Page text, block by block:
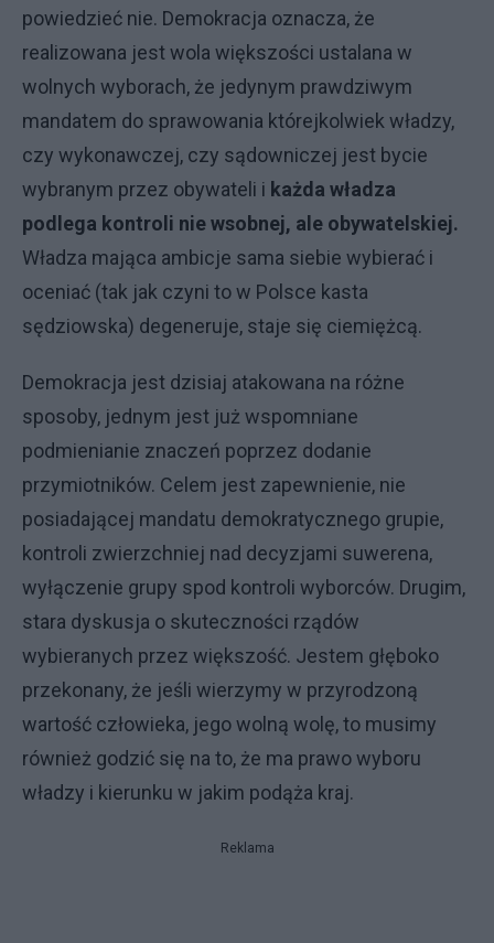
powiedzieć nie. Demokracja oznacza, że
realizowana jest wola większości ustalana w
wolnych wyborach, że jedynym prawdziwym
mandatem do sprawowania którejkolwiek władzy,
czy wykonawczej, czy sądowniczej jest bycie
wybranym przez obywateli i każda władza
podlega kontroli nie wsobnej, ale obywatelskiej.
Władza mająca ambicje sama siebie wybierać i
oceniać (tak jak czyni to w Polsce kasta
sędziowska) degeneruje, staje się ciemiężcą.
Demokracja jest dzisiaj atakowana na różne
sposoby, jednym jest już wspomniane
podmienianie znaczeń poprzez dodanie
przymiotników. Celem jest zapewnienie, nie
posiadającej mandatu demokratycznego grupie,
kontroli zwierzchniej nad decyzjami suwerena,
wyłączenie grupy spod kontroli wyborców. Drugim,
stara dyskusja o skuteczności rządów
wybieranych przez większość. Jestem głęboko
przekonany, że jeśli wierzymy w przyrodzoną
wartość człowieka, jego wolną wolę, to musimy
również godzić się na to, że ma prawo wyboru
władzy i kierunku w jakim podąża kraj.
Reklama